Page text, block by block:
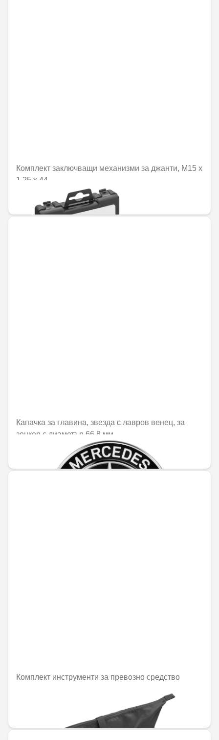
Комплект заключващи механизми за джанти, M15 x
1,25 x 44
110,12 € / 215,38 лв.
Капачка за главина, звезда с лавров венец, за
зенкер с диаметър 66,8 мм
25,21 € / 49,31 лв.
Комплект инструменти за превозно средство